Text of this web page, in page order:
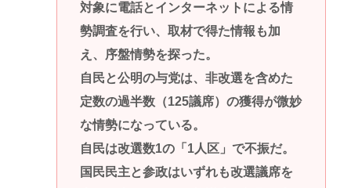
対象に電話とインターネットによる情
勢調査を行い、取材で得た情報も加
え、序盤情勢を探った。
自民と公明の与党は、非改選を含めた
定数の過半数（125議席）の獲得が微妙
な情勢になっている。
自民は改選数1の「1人区」で不振だ。
国民民主と参政はいずれも改選議席を